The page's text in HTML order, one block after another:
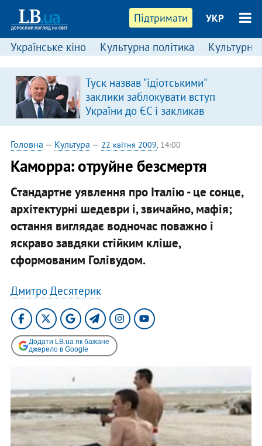
Підтримати УКР
Українське кіно Культурна політика Культурні
Туск назвав "ідіотськими"
заклики заблокувати вступ
України до ЄС і закликав
припинити антиукраїнську
риторику
Головна — Культура — 22 квітня 2009, 14:00
Каморра: отруйне безсмертя
Стандартне уявлення про Італію - це сонце,
архітектурні шедеври і, звичайно, мафія;
остання виглядає водночас поважно і
яскраво завдяки стійким кліше,
сформованим Голівудом.
Дмитро Десятерик
Додати LB.ua як бажане
джерело в Google